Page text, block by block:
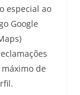
especial ao
Google
de